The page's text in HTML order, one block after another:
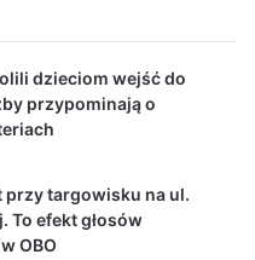
dzieciom wejść do
przypominają o
przy targowisku na ul.
To efekt głosów
OBO